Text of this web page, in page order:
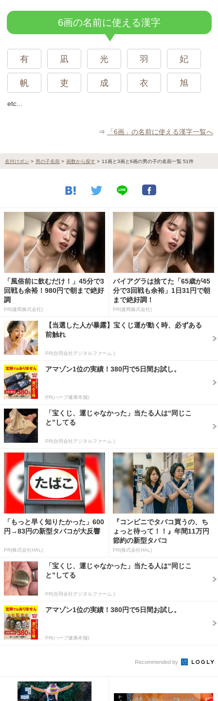
6画の名前に使える漢字
有 凪 光 羽 妃
帆 吏 成 衣 旭
etc...
⇒ 「6画」の名前に使える漢字一覧へ
名付けポン > 男の子名前 > 画数から探す > 11画と3画と6画の男の子の名前一覧 51件
「風俗前に飲むだけ！」45分で3
回戦も余裕！980円で朝まで絶好
調
PR(健商株式会社)
バイアグラは捨てた「65歳が45
分で3回戦も余裕」1日31円で朝
まで絶好調！
PR(健商株式会社)
【当選した人が暴露】宝くじ運が動く時、必ずある
前触れ
PR(合同会社デジタルファーム )
アマゾン1位の実績！380円で5日間お試し。
PR(ハーブ健康本舗)
「宝くじ、運じゃなかった」当たる人は“同じこ
と”してる
PR(合同会社デジタルファーム )
「もっと早く知りたかった」600
円→83円の新型タバコが大反響
PR(株式会社HAL)
『コンビニでタバコ買うの、ち
ょっと待って！！』年間11万円
節約の新型タバコ
PR(株式会社HAL)
「宝くじ、運じゃなかった」当たる人は“同じこ
と”してる
PR(合同会社デジタルファーム )
アマゾン1位の実績！380円で5日間お試し。
PR(ハーブ健康本舗)
Recommended by